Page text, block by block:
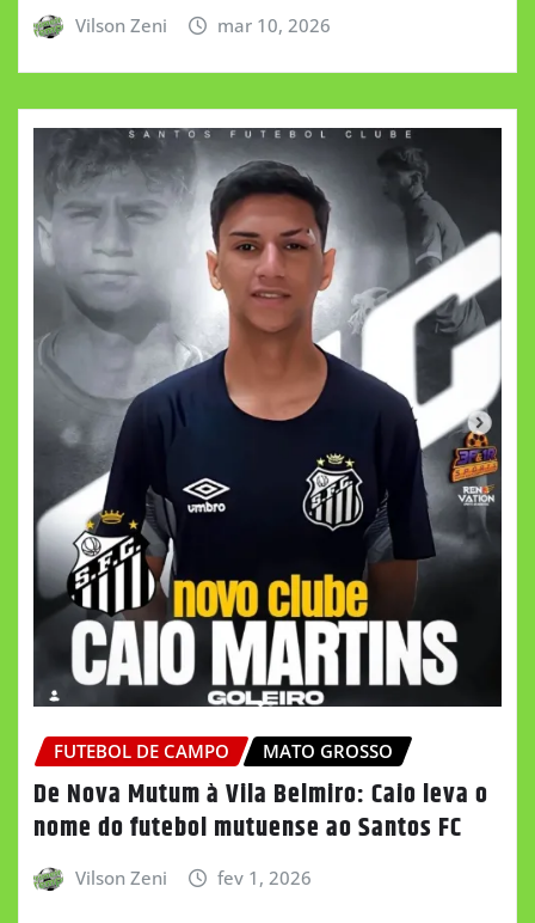
Vilson Zeni mar 10, 2026
FUTEBOL DE CAMPO MATO GROSSO
De Nova Mutum à Vila Belmiro: Caio leva o
nome do futebol mutuense ao Santos FC
Vilson Zeni fev 1, 2026